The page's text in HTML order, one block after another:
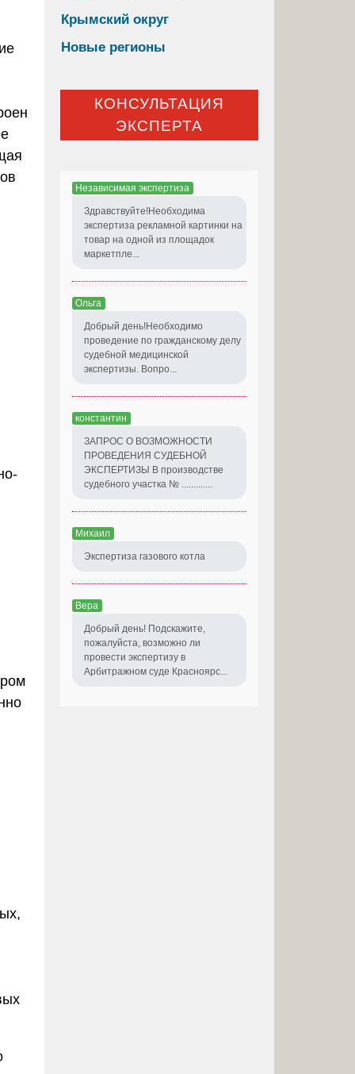
Крымский округ
Новые регионы
КОНСУЛЬТАЦИЯ
ЭКСПЕРТА
Независимая экспертиза
Здравствуйте!Необходима
экспертиза рекламной картинки на
товар на одной из площадок
маркетпле...
Ольга
Добрый день!Необходимо
проведение по гражданскому делу
судебной медицинской
экспертизы. Вопро...
константин
ЗАПРОС О ВОЗМОЖНОСТИ
ПРОВЕДЕНИЯ СУДЕБНОЙ
ЭКСПЕРТИЗЫ В производстве
судебного участка № .............
Михаил
Экспертиза газового котла
Вера
Добрый день! Подскажите,
пожалуйста, возможно ли
провести экспертизу в
Арбитражном суде Красноярс...